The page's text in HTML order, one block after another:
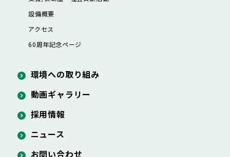
設備概要
アクセス
60周年記念ページ
環境への取り組み
動画ギャラリー
採用情報
ニュース
お問い合わせ